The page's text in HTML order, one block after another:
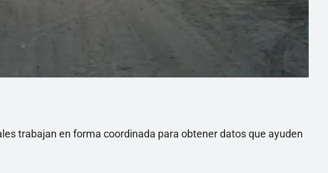
trabajan en forma coordinada para obtener datos que ayuden